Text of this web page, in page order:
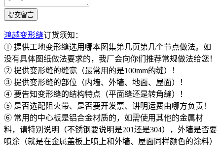
鸿越变形缝订货须知：
① 提供工地变形缝选用哪本图集第几页第几个节点做法。如
没有具体图纸做法要求的，我厂会向你们推荐常规做法给您！
② 提供变形缝的缝宽（最常用的是100mm的缝）！
③ 提供变形缝的部位（内墙、外墙、地面、屋面）！
④ 要告知变形缝的结构特点（平面缝还是转角缝）！
⑤ 是否选配阻火带、是否要开发票、讲明运费由哪方负责！
⑥ 常用的中心板是铝合金材质的，如需使用其他的金属材
料，请特别说明（不锈钢要说明是201还是304），外墙是否要
喷涂（就是在金属盖板上喷上和外墙、屋面同样颜色的涂料）